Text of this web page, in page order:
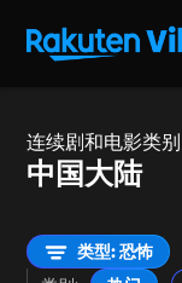
连续剧和电影类别
中国大陆
类型: 恐怖